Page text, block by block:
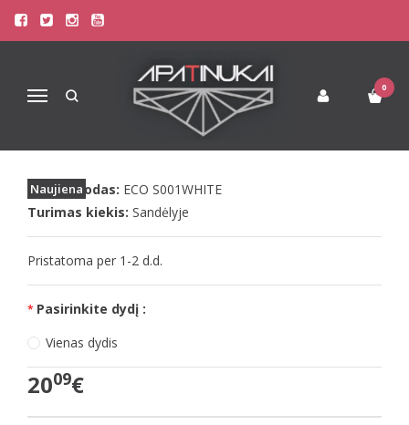
Navigacija
0
Pagrindinis
Apatinis Trikotažas Moterims
Seksualūs Moteriški Apatiniai
PASSION ECO SEKSUALIOS BALTOS
PĖDKELNĖS ECO S001
Naujiena
Prekės kodas: ECO S001WHITE
Turimas kiekis: Sandėlyje
Pristatoma per 1-2 d.d.
Pasirinkite dydį :
Vienas dydis
2009€